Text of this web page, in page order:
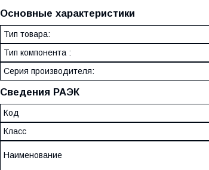
Основные характеристики
Тип товара:
Тип компонента :
Серия производителя:
Сведения РАЭК
Код
Класс
Наименование